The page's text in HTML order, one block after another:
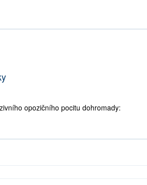
opozičního pocitu dohromady: